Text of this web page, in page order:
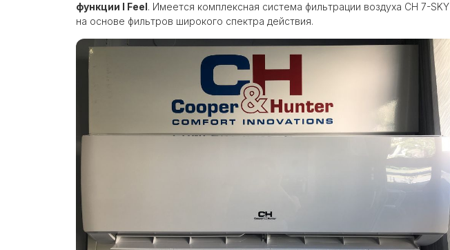
функции I Feel. Имеется комплексная система фильтрации воздуха CH 7-SKY
на основе фильтров широкого спектра действия.